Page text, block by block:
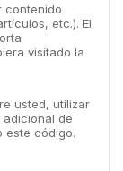
contenido
etc.). El
visitado la
usted, utilizar
de
este código.